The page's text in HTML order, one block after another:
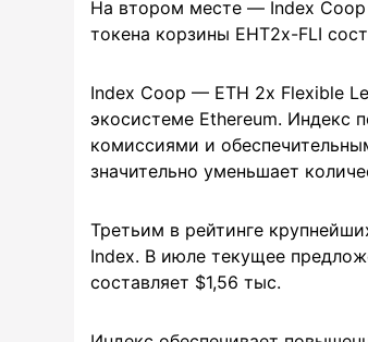
На втором месте — Index Coop
токена корзины EHT2x-FLI
Index Coop — ETH 2x Flexible
экосистеме Ethereum. Индекс
комиссиями и
значительно уменьшает
Третьим в рейтинге
Index. В июле текущее
составляет $1,56 тыс.